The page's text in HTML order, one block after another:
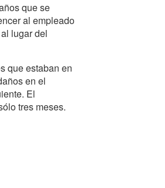
que se
al empleado
lugar del
que estaban en
en el
El
tres meses.